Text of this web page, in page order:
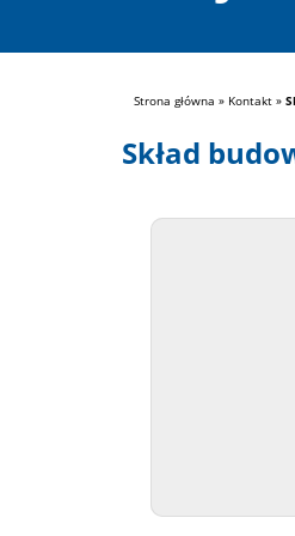
Strona główna » Kontakt »
Skład